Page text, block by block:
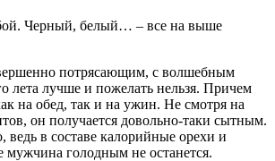
Черный, белый… – все на выше
потрясающим, с волшебным
лета лучше и пожелать нельзя. Причем
на обед, так и на ужин. Не смотря на
он получается довольно-таки сытным.
ведь в составе калорийные орехи и
мужчина голодным не останется.